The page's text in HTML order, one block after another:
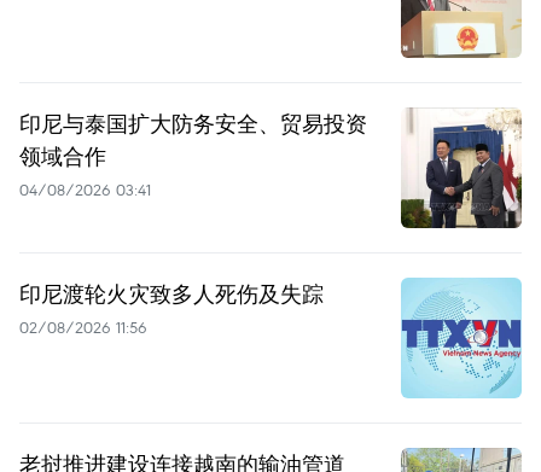
印尼与泰国扩大防务安全、贸易投资
领域合作
04/08/2026 03:41
印尼渡轮火灾致多人死伤及失踪
02/08/2026 11:56
老挝推进建设连接越南的输油管道